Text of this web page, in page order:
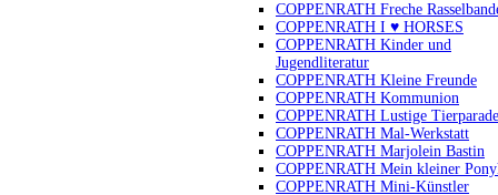
COPPENRATH Freche
COPPENRATH I ♥ HORSES
COPPENRATH Kinder und
Jugendliteratur
COPPENRATH Kleine Freunde
COPPENRATH Kommunion
COPPENRATH Lustige Tierparade
COPPENRATH Mal-Werkstatt
COPPENRATH Marjolein Bastin
COPPENRATH Mein kleiner
COPPENRATH Mini-Künstler